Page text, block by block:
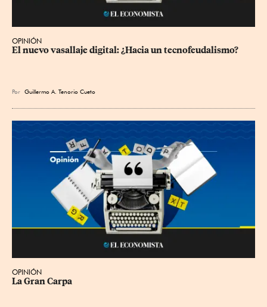
OPINIÓN
El nuevo vasallaje digital: ¿Hacia un tecnofeudalismo?
Por Guillermo A. Tenorio Cueto
OPINIÓN
La Gran Carpa